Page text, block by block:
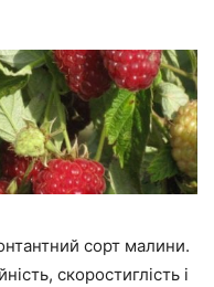
сорт малини.
скоростиглість і